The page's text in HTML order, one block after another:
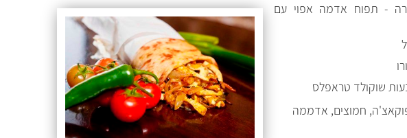
- תפוח אדמה אפוי עם
שוקולד טראפלס
חמוצים, אדממה